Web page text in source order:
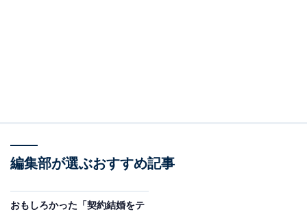
編集部が選ぶおすすめ記事
おもしろかった「契約結婚をテ